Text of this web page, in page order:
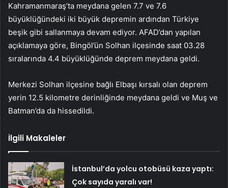
Kahramanmaraş’ta meydana gelen 7.7 ve 7.6
büyüklüğündeki iki büyük depremin ardından Türkiye
beşik gibi sallanmaya devam ediyor. AFAD’dan yapılan
açıklamaya göre, Bingöl’ün Solhan ilçesinde saat 03.28
sıralarında 4.4 büyüklüğünde deprem meydana geldi.
Merkezi Solhan ilçesine bağlı Elbaşı kırsalı olan deprem
yerin 12.5 kilometre derinliğinde meydana geldi ve Muş ve
Batman’da da hissedildi.
İlgili Makaleler
İstanbul’da yolcu otobüsü kaza yaptı:
Çok sayıda yaralı var!